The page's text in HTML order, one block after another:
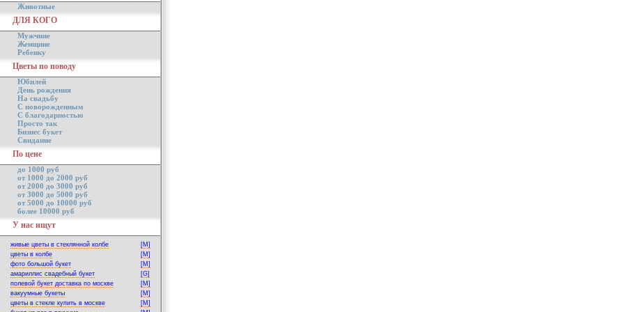
Животные
ДЛЯ КОГО
Мужчине
Женщине
Ребенку
Цветы по поводу
Юбилей
День рождения
На свадьбу
С новорожденным
С благодарностью
Просто так
Бизнес букет
Свидание
По цене
до 1000 руб
от 1000 до 2000 руб
от 2000 до 3000 руб
от 3000 до 5000 руб
от 5000 до 10000 руб
более 10000 руб
У нас ищут
живые цветы в стеклянной колбе
[M]
цветы в колбе
[M]
фото большой букет
[M]
амариллис свадебный букет
[G]
полевой букет доставка по москве
[M]
вакуумные букеты
[M]
цветы в стекле купить в москве
[M]